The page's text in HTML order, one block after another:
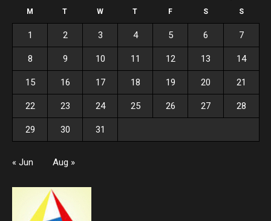
M T W T F S S
1 2 3 4 5 6 7
8 9 10 11 12 13 14
15 16 17 18 19 20 21
22 23 24 25 26 27 28
29 30 31
« Jun Aug »